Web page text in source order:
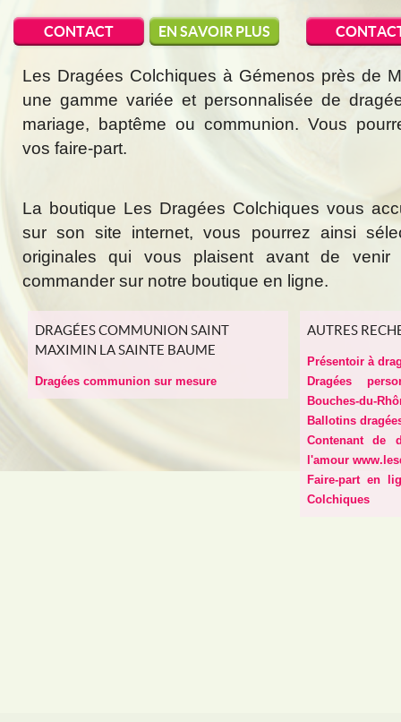
CONTACT EN SAVOIR PLUS
Les Dragées Colchiques à Gémenos près de
une gamme variée et personnalisée de
mariage, baptême ou communion. Vous
vos faire-part.
La boutique Les Dragées Colchiques vous
sur son site internet, vous pourrez ainsi
originales qui vous plaisent avant de
commander sur notre boutique en ligne.
DRAGÉES COMMUNION SAINT
MAXIMIN LA SAINTE BAUME
Dragées communion sur mesure
AUTRES
Présentoir à
Dragées
Bouches-du-
Ballotins
Contenant de
l'amour
Faire-part en
Colchiques